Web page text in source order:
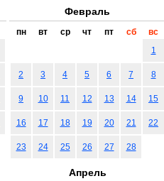
Февраль
пн вт ср чт пт сб
вс
1
2 3 4 5 6 7 8
9 10 11 12 13 14 15
16 17 18 19 20 21 22
23 24 25 26 27 28
Апрель